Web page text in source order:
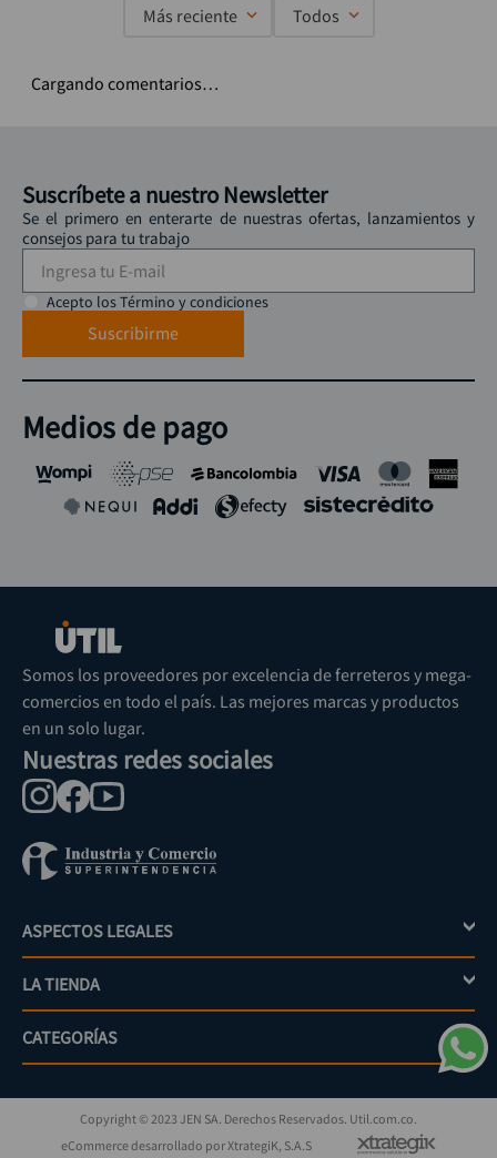
Más reciente Todos
Cargando comentarios…
Suscríbete a nuestro Newsletter
Se el primero en enterarte de nuestras ofertas, lanzamientos y
consejos para tu trabajo
Acepto los Término y condiciones
Suscribirme
Medios de pago
Somos los proveedores por excelencia de ferreteros y mega-
comercios en todo el país. Las mejores marcas y productos
en un solo lugar.
Nuestras redes sociales
ASPECTOS LEGALES +
Política de tratamiento de datos personales
Términos y condiciones
Políticas de garantías y devoluciones
LA TIENDA +
Mi cuenta
PQRs
¿Cómo comprar?
CATEGORÍAS
Jardinería
EléctricosCopyright © 2023 JEN SA. Derechos Reservados. Util.com.co.
eCommerce desarrollado por XtrategiK, S.A.S